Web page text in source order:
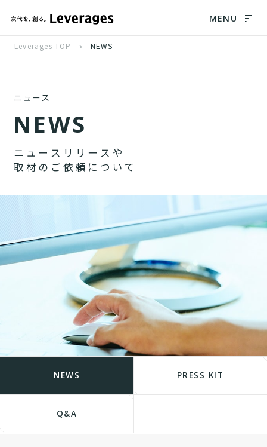
MENU
Leverages TOP NEWS
ニュース
NEWS
ニ ュ ー ス リ リ ー ス や
取 材 の ご 依 頼 に つ い て
NEWS PRESS KIT
Q&A